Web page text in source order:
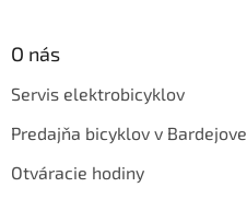
O nás
Servis elektrobicyklov
Predajňa bicyklov v Bardejove
Otváracie hodiny